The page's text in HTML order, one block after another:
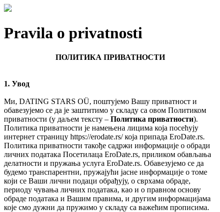
Pravila o privatnosti
ПОЛИТИКА ПРИВАТНОСТИ
1. Увод
Ми, DATING STARS OÜ, поштујемо Вашу приватност и
обавезујемо се да је заштитимо у складу са овом Политиком
приватности (у даљем тексту – Политика приватности).
Политика приватности је намењена лицима која посећују
интернет страницу https://erodate.rs/ која припада EroDate.rs.
Политика приватности такође садржи информације о обради
личних података Посетилаца EroDate.rs, приликом обављања
делатности и пружања услуга EroDate.rs. Обавезујемо се да
будемо транспарентни, пружајући јасне информације о томе
који се Ваши лични подаци обрађују, о сврхама обраде,
периоду чувања личних података, као и о правном основу
обраде података и Вашим правима, и другим информацијама
које смо дужни да пружимо у складу са важећим прописима.